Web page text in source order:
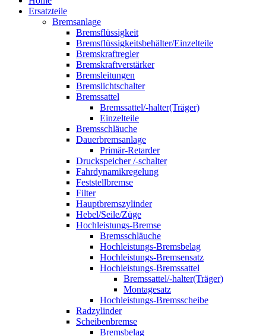
Ersatzteile
Bremsanlage
Bremsflüssigkeit
Bremsflüssigkeitsbehälter/Einzelteile
Bremskraftregler
Bremskraftverstärker
Bremsleitungen
Bremslichtschalter
Bremssattel
Bremssattel/-halter(Träger)
Einzelteile
Bremsschläuche
Dauerbremsanlage
Primär-Retarder
Druckspeicher /-schalter
Fahrdynamikregelung
Feststellbremse
Filter
Hauptbremszylinder
Hebel/Seile/Züge
Hochleistungs-Bremse
Bremsschläuche
Hochleistungs-Bremsbelag
Hochleistungs-Bremsensatz
Hochleistungs-Bremssattel
Bremssattel/-halter(Träger)
Montagesatz
Hochleistungs-Bremsscheibe
Radzylinder
Scheibenbremse
Bremsbelag